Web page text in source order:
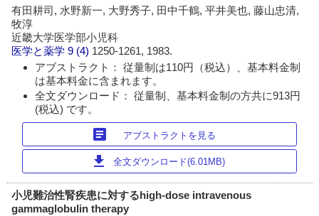
有田耕司, 水野新一, 大野秀子, 田中千鶴, 平井美也, 藤山忠清,
牧淳
近畿大学医学部小児科
医学と薬学 9 (4) 1250-1261, 1983.
アブストラクト： 従量制は110円（税込）、基本料金制
は基本料金に含まれます。
全文ダウンロード： 従量制、基本料金制の方共に913円
(税込) です。
article アブストラクトを見る
download 全文ダウンロード(6.01MB)
小児難治性腎疾患に対するhigh-dose intravenous
gammaglobulin therapy